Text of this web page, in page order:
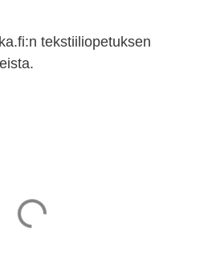
tekstiiliopetuksen